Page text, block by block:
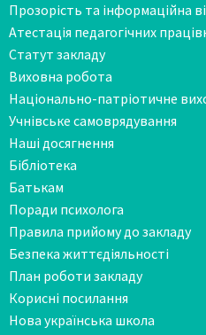
Прозорість та інформаційна
Атестація педагогічних
Статут закладу
Виховна робота
Національно-патріотичне
Учнівське самоврядування
Наші досягнення
Бібліотека
Батькам
Поради психолога
Правила прийому до закладу
Безпека життєдіяльності
План роботи закладу
Корисні посилання
Нова українська школа